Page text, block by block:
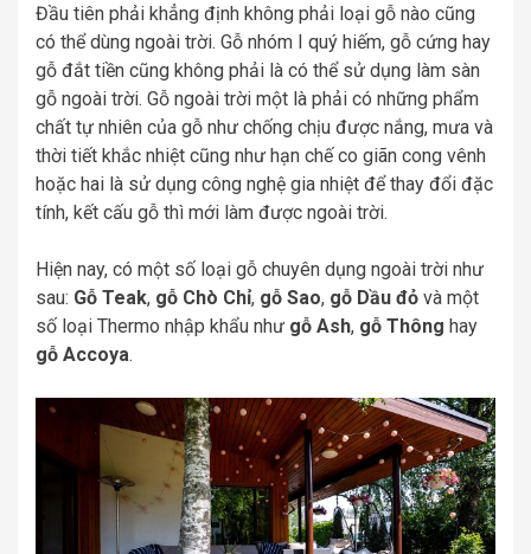
Đầu tiên phải khẳng định không phải loại gỗ nào cũng
có thể dùng ngoài trời. Gỗ nhóm I quý hiếm, gỗ cứng hay
gỗ đắt tiền cũng không phải là có thể sử dụng làm sàn
gỗ ngoài trời. Gỗ ngoài trời một là phải có những phẩm
chất tự nhiên của gỗ như chống chịu được nắng, mưa và
thời tiết khắc nhiệt cũng như hạn chế co giãn cong vênh
hoặc hai là sử dụng công nghệ gia nhiệt để thay đổi đặc
tính, kết cấu gỗ thì mới làm được ngoài trời.
Hiện nay, có một số loại gỗ chuyên dụng ngoài trời như
sau: Gỗ Teak, gỗ Chò Chỉ, gỗ Sao, gỗ Dầu đỏ và một
số loại Thermo nhập khẩu như gỗ Ash, gỗ Thông hay
gỗ Accoya.